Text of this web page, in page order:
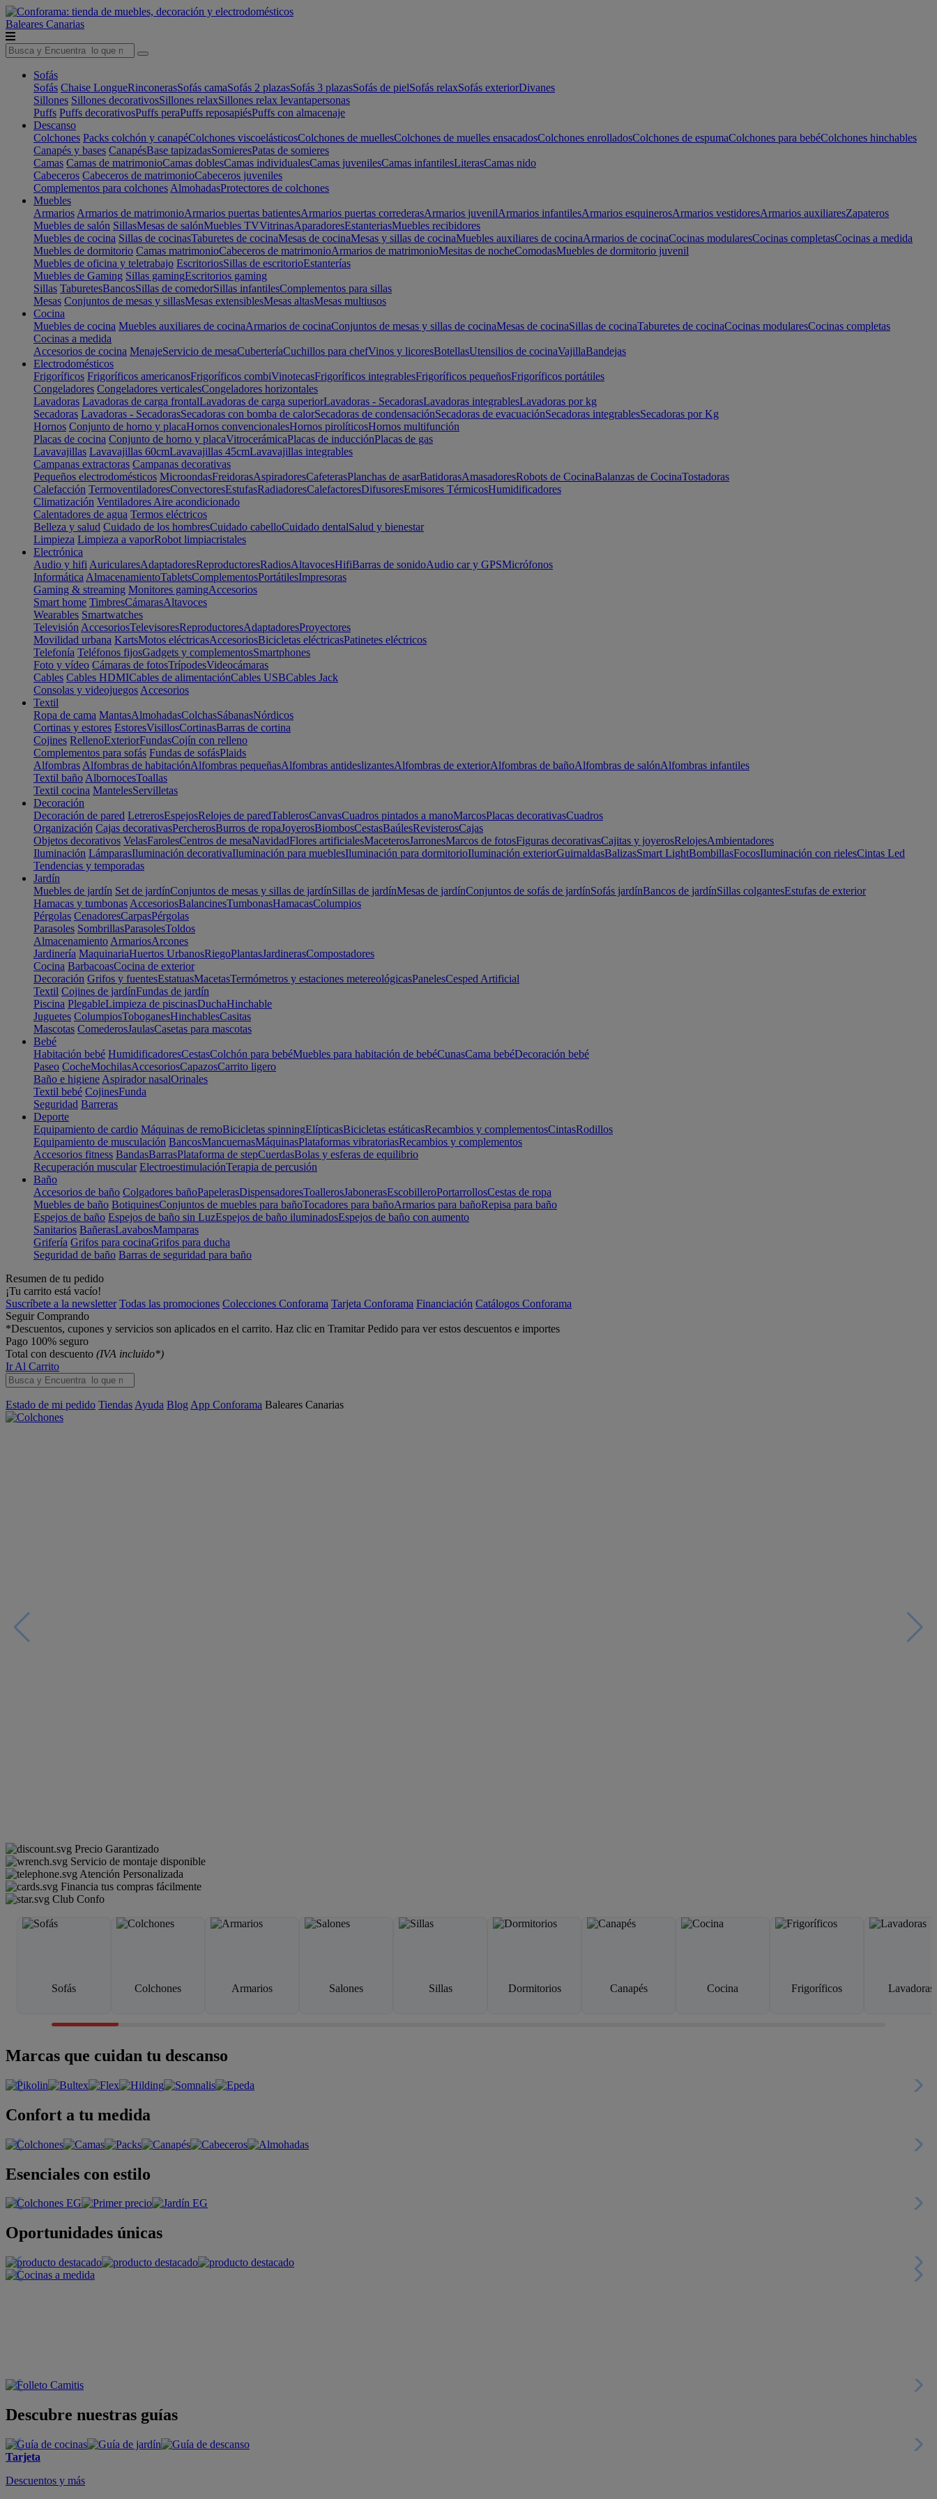
Baleares Canarias
Sofás
Sofás Chaise LongueRinconerasSofás camaSofás 2 plazasSofás 3 plazasSofás de pielSofás relaxSofás exteriorDivanes
Sillones Sillones decorativosSillones relaxSillones relax levantapersonas
Puffs Puffs decorativosPuffs peraPuffs reposapiésPuffs con almacenaje
Descanso
Colchones Packs colchón y canapéColchones viscoelásticosColchones de muellesColchones de muelles ensacadosColchones enrolladosColchones de espumaColchones para bebéColchones hinchables
Canapés y bases CanapésBase tapizadasSomieresPatas de somieres
Camas Camas de matrimonioCamas doblesCamas individualesCamas juvenilesCamas infantilesLiterasCamas nido
Cabeceros Cabeceros de matrimonioCabeceros juveniles
Complementos para colchones AlmohadasProtectores de colchones
Muebles
Armarios Armarios de matrimonioArmarios puertas batientesArmarios puertas correderasArmarios juvenilArmarios infantilesArmarios esquinerosArmarios vestidoresArmarios auxiliaresZapateros
Muebles de salón SillasMesas de salónMuebles TVVitrinasAparadoresEstanteriasMuebles recibidores
Muebles de cocina Sillas de cocinasTaburetes de cocinaMesas de cocinaMesas y sillas de cocinaMuebles auxiliares de cocinaArmarios de cocinaCocinas modularesCocinas completasCocinas a medida
Muebles de dormitorio Camas matrimonioCabeceros de matrimonioArmarios de matrimonioMesitas de nocheComodasMuebles de dormitorio juvenil
Muebles de oficina y teletrabajo EscritoriosSillas de escritorioEstanterías
Muebles de Gaming Sillas gamingEscritorios gaming
Sillas TaburetesBancosSillas de comedorSillas infantilesComplementos para sillas
Mesas Conjuntos de mesas y sillasMesas extensiblesMesas altasMesas multiusos
Cocina
Muebles de cocina Muebles auxiliares de cocinaArmarios de cocinaConjuntos de mesas y sillas de cocinaMesas de cocinaSillas de cocinaTaburetes de cocinaCocinas modularesCocinas completas
Cocinas a medida
Accesorios de cocina MenajeServicio de mesaCuberteríaCuchillos para chefVinos y licoresBotellasUtensilios de cocinaVajillaBandejas
Electrodomésticos
Frigoríficos Frigoríficos americanosFrigoríficos combiVinotecasFrigoríficos integrablesFrigoríficos pequeñosFrigoríficos portátiles
Congeladores Congeladores verticalesCongeladores horizontales
Lavadoras Lavadoras de carga frontalLavadoras de carga superiorLavadoras - SecadorasLavadoras integrablesLavadoras por kg
Secadoras Lavadoras - SecadorasSecadoras con bomba de calorSecadoras de condensaciónSecadoras de evacuaciónSecadoras integrablesSecadoras por Kg
Hornos Conjunto de horno y placaHornos convencionalesHornos pirolíticosHornos multifunción
Placas de cocina Conjunto de horno y placaVitrocerámicaPlacas de inducciónPlacas de gas
Lavavajillas Lavavajillas 60cmLavavajillas 45cmLavavajillas integrables
Campanas extractoras Campanas decorativas
Pequeños electrodomésticos MicroondasFreidorasAspiradoresCafeterasPlanchas de asarBatidorasAmasadoresRobots de CocinaBalanzas de CocinaTostadoras
Calefacción TermoventiladoresConvectoresEstufasRadiadoresCalefactoresDifusoresEmisores TérmicosHumidificadores
Climatización Ventiladores Aire acondicionado
Calentadores de agua Termos eléctricos
Belleza y salud Cuidado de los hombresCuidado cabelloCuidado dentalSalud y bienestar
Limpieza Limpieza a vaporRobot limpiacristales
Electrónica
Audio y hifi AuricularesAdaptadoresReproductoresRadiosAltavocesHifiBarras de sonidoAudio car y GPSMicrófonos
Informática AlmacenamientoTabletsComplementosPortátilesImpresoras
Gaming & streaming Monitores gamingAccesorios
Smart home TimbresCámarasAltavoces
Wearables Smartwatches
Televisión AccesoriosTelevisoresReproductoresAdaptadoresProyectores
Movilidad urbana KartsMotos eléctricasAccesoriosBicicletas eléctricasPatinetes eléctricos
Telefonía Teléfonos fijosGadgets y complementosSmartphones
Foto y vídeo Cámaras de fotosTrípodesVideocámaras
Cables Cables HDMICables de alimentaciónCables USBCables Jack
Consolas y videojuegos Accesorios
Textil
Ropa de cama MantasAlmohadasColchasSábanasNórdicos
Cortinas y estores EstoresVisillosCortinasBarras de cortina
Cojines RellenoExteriorFundasCojín con relleno
Complementos para sofás Fundas de sofásPlaids
Alfombras Alfombras de habitaciónAlfombras pequeñasAlfombras antideslizantesAlfombras de exteriorAlfombras de bañoAlfombras de salónAlfombras infantiles
Textil baño AlbornocesToallas
Textil cocina MantelesServilletas
Decoración
Decoración de pared LetrerosEspejosRelojes de paredTablerosCanvasCuadros pintados a manoMarcosPlacas decorativasCuadros
Organización Cajas decorativasPercherosBurros de ropaJoyerosBiombosCestasBaúlesRevisterosCajas
Objetos decorativos VelasFarolesCentros de mesaNavidadFlores artificialesMaceterosJarronesMarcos de fotosFiguras decorativasCajitas y joyerosRelojesAmbientadores
Iluminación LámparasIluminación decorativaIluminación para mueblesIluminación para dormitorioIluminación exteriorGuirnaldasBalizasSmart LightBombillasFocosIluminación con rielesCintas Led
Tendencias y temporadas
Jardín
Muebles de jardín Set de jardínConjuntos de mesas y sillas de jardínSillas de jardínMesas de jardínConjuntos de sofás de jardínSofás jardínBancos de jardínSillas colgantesEstufas de exterior
Hamacas y tumbonas AccesoriosBalancinesTumbonasHamacasColumpios
Pérgolas CenadoresCarpasPérgolas
Parasoles SombrillasParasolesToldos
Almacenamiento ArmariosArcones
Jardinería MaquinariaHuertos UrbanosRiegoPlantasJardinerasCompostadores
Cocina BarbacoasCocina de exterior
Decoración Grifos y fuentesEstatuasMacetasTermómetros y estaciones metereológicasPanelesCesped Artificial
Textil Cojines de jardínFundas de jardín
Piscina PlegableLimpieza de piscinasDuchaHinchable
Juguetes ColumpiosToboganesHinchablesCasitas
Mascotas ComederosJaulasCasetas para mascotas
Bebé
Habitación bebé HumidificadoresCestasColchón para bebéMuebles para habitación de bebéCunasCama bebéDecoración bebé
Paseo CocheMochilasAccesoriosCapazosCarrito ligero
Baño e higiene Aspirador nasalOrinales
Textil bebé CojinesFunda
Seguridad Barreras
Deporte
Equipamiento de cardio Máquinas de remoBicicletas spinningElípticasBicicletas estáticasRecambios y complementosCintasRodillos
Equipamiento de musculación BancosMancuernasMáquinasPlataformas vibratoriasRecambios y complementos
Accesorios fitness BandasBarrasPlataforma de stepCuerdasBolas y esferas de equilibrio
Recuperación muscular ElectroestimulaciónTerapia de percusión
Baño
Accesorios de baño Colgadores bañoPapelerasDispensadoresToallerosJabonerasEscobilleroPortarrollosCestas de ropa
Muebles de baño BotiquinesConjuntos de muebles para bañoTocadores para bañoArmarios para bañoRepisa para baño
Espejos de baño Espejos de baño sin LuzEspejos de baño iluminadosEspejos de baño con aumento
Sanitarios BañerasLavabosMamparas
Grifería Grifos para cocinaGrifos para ducha
Seguridad de baño Barras de seguridad para baño
Resumen de tu pedido
¡Tu carrito está vacío!
Suscríbete a la newsletter Todas las promociones Colecciones Conforama Tarjeta Conforama Financiación Catálogos Conforama
Seguir Comprando
*Descuentos, cupones y servicios son aplicados en el carrito. Haz clic en Tramitar Pedido para ver estos descuentos e importes
Pago 100% seguro
Total con descuento (IVA incluido*)
Ir Al Carrito
Estado de mi pedido Tiendas Ayuda Blog App Conforama Baleares Canarias
Precio Garantizado
Servicio de montaje disponible
Atención Personalizada
Financia tus compras fácilmente
Club Confo
Sofás Colchones Armarios Salones Sillas Dormitorios Canapés Cocina Frigoríficos Lavadoras
Marcas que cuidan tu descanso
Confort a tu medida
Esenciales con estilo
Oportunidades únicas
Descubre nuestras guías
Tarjeta
Descuentos y más